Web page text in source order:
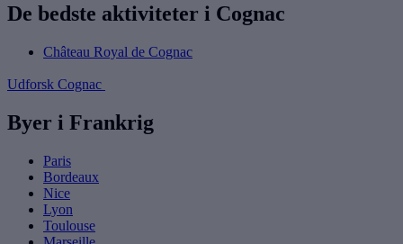
De bedste aktiviteter i Cognac
Château Royal de Cognac
Udforsk Cognac
Byer i Frankrig
Paris
Bordeaux
Nice
Lyon
Toulouse